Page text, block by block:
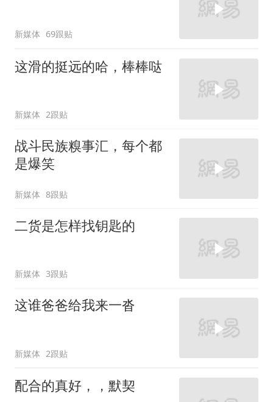
新媒体 69跟贴
这滑的挺远的哈，棒棒哒
新媒体 2跟贴
战斗民族糗事汇，每个都
是爆笑
新媒体 8跟贴
二货是怎样找钥匙的
新媒体 3跟贴
这谁爸爸给我来一沓
新媒体 2跟贴
配合的真好，，默契